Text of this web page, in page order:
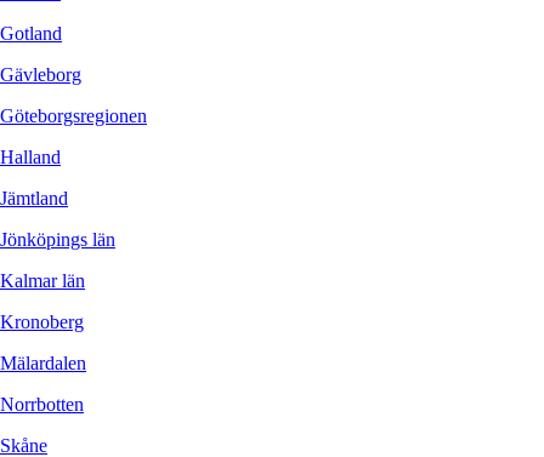
Gotland
Gävleborg
Göteborgsregionen
Halland
Jämtland
Jönköpings län
Kalmar län
Kronoberg
Mälardalen
Norrbotten
Skåne